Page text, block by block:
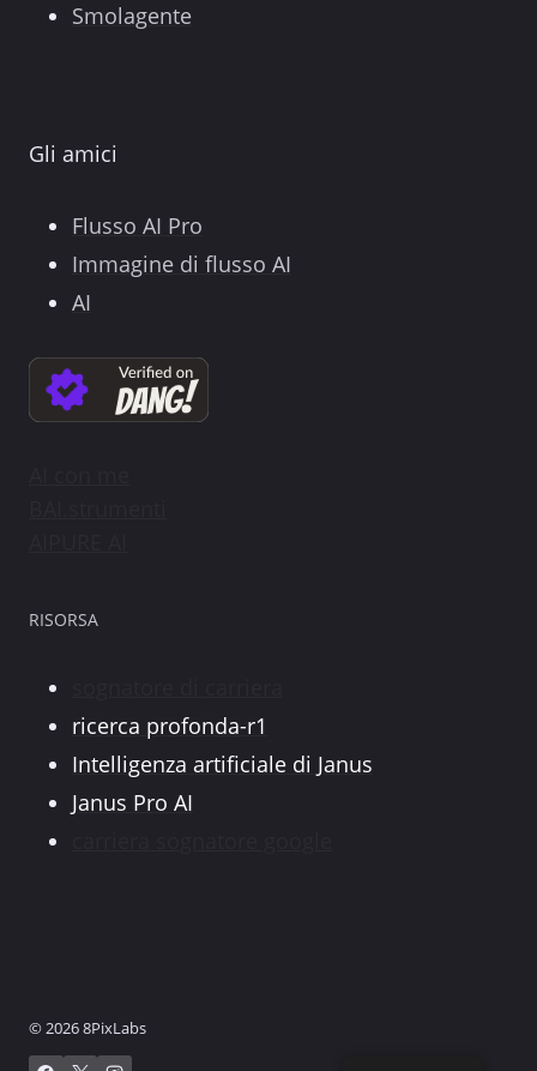
Smolagente
Gli amici
Flusso AI Pro
Immagine di flusso AI
AI
RISORSA
ricerca profonda-r1
Intelligenza artificiale di Janus
Janus Pro AI
© 2026 8PixLabs